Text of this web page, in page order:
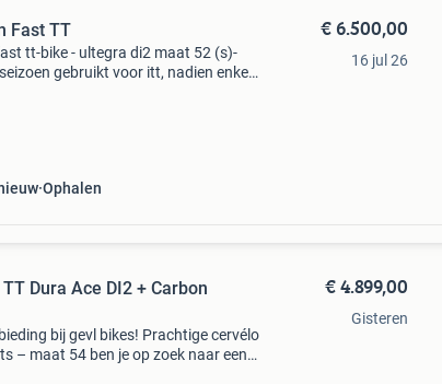
Fast TT
tt-bike - ultegra di2 maat 52 (s)-
gebruikt voor itt, nadien enkel
Ophalen
€ 6.500,00
16 jul 26
Dura Ace DI2 + Carbon
bij gevl bikes! Prachtige cervélo
– maat 54 ben je op zoek naar een
€ 4.899,00
Gisteren